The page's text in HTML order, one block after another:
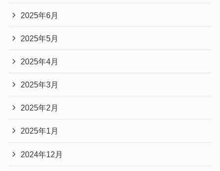
2025年6月
2025年5月
2025年4月
2025年3月
2025年2月
2025年1月
2024年12月